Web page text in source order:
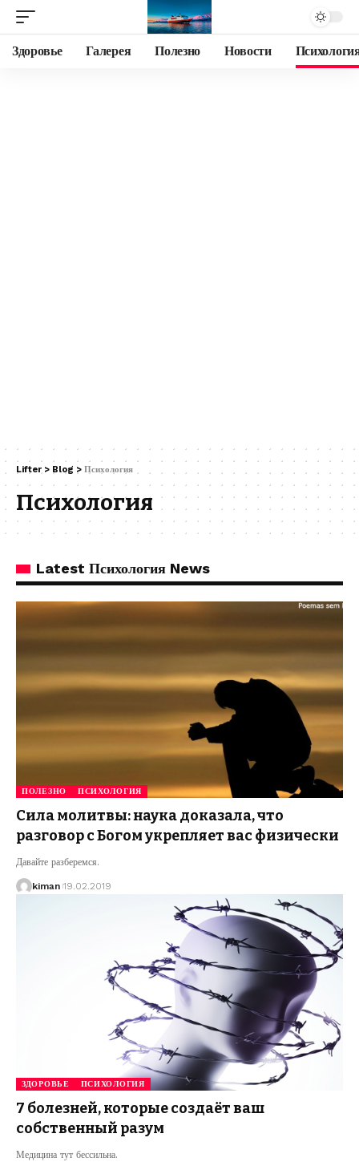
Здоровье Галерея Полезно Новости
Lifter > Blog > Психология
Психология
Latest Психология News
ПОЛЕЗНО ПСИХОЛОГИЯ
Сила молитвы: наука доказала, что
разговор с Богом укрепляет вас физически
Давайте разберемся.
kiman 19.02.2019
ЗДОРОВЬЕ ПСИХОЛОГИЯ
7 болезней, которые создаёт ваш
собственный разум
Медицина тут бессильна.